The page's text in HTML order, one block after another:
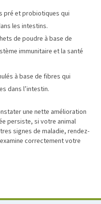
pré et probiotiques qui
les intestins.
de poudre à base de
immunitaire et la santé
à base de fibres qui
dans l’intestin.
une nette amélioration
persiste, si votre animal
signes de maladie, rendez-
correctement votre